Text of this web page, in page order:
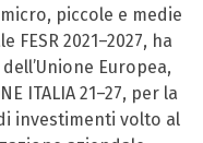
piccole e medie
2021–2027, ha
Europea,
ITALIA 21–27, per la
investimenti volto al